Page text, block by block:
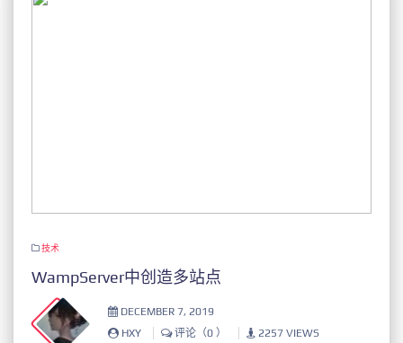
技术
WampServer中创造多站点
DECEMBER 7, 2019
HXY
评论（0 ） 2257 VIEWS